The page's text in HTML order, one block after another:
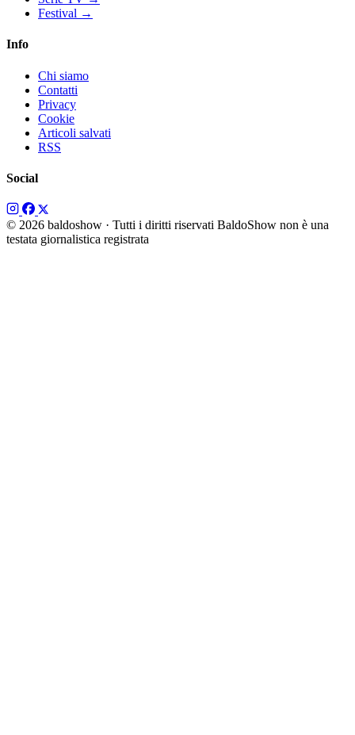
Festival →
Info
Chi siamo
Contatti
Privacy
Cookie
Articoli salvati
RSS
Social
© 2026 baldoshow · Tutti i diritti riservati BaldoShow non è una
testata giornalistica registrata